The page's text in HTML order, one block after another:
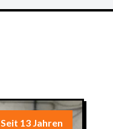
Seit 13 Jahren